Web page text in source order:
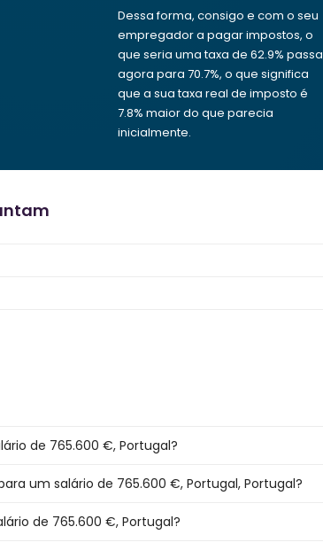
Dessa forma, consigo e com o seu
empregador a pagar impostos, o
que seria uma taxa de 62.9% passa
agora para 70.7%, o que significa
que a sua taxa real de imposto é
7.8% maior do que parecia
inicialmente.
de 765.600 €, Portugal?
um salário de 765.600 €, Portugal, Portugal?
de 765.600 €, Portugal?